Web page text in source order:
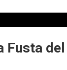
Fusta